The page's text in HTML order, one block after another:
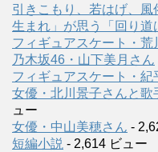
引きこもり、若はげ、
生まれ」が思う「回り道
フィギュアスケート・荒
乃木坂46・山下美月さん
フィギュアスケート・紀
女優・北川景子さんと歌
ュー
女優・中山美穂さん -
短編小説 - 2,614 ビュー